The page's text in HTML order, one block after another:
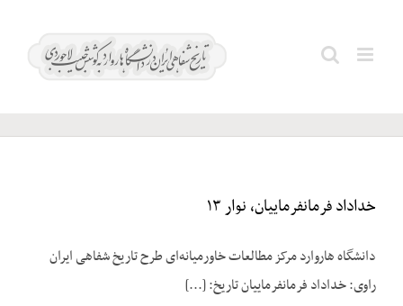
شهریور
خداداد فرمانفرماییان، نوار ۱۳
دانشگاه هاروارد مرکز مطالعات خاورمیانه‌ای طرح تاریخ شفاهی ایران
راوی: خداداد فرمانفرماییان تاریخ: [...]